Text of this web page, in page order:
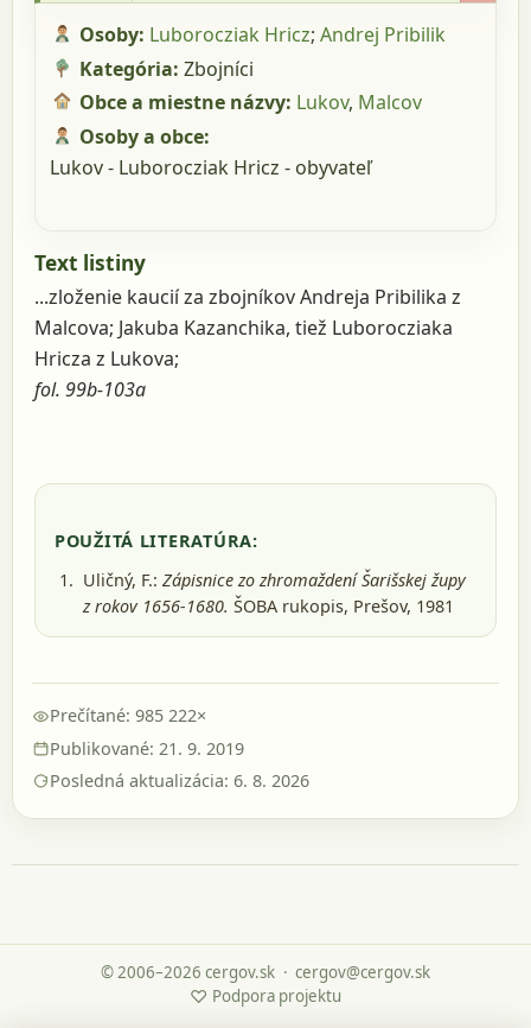
Osoby: Luborocziak Hricz;Andrej Pribilik
Kategória: Zbojníci
Obce a miestne názvy: Lukov, Malcov
Osoby a obce:
Lukov - Luborocziak Hricz - obyvateľ
Text listiny
...zloženie kaucií za zbojníkov Andreja Pribilika z
Malcova; Jakuba Kazanchika, tiež Luborocziaka
Hricza z Lukova;
fol. 99b-103a
POUŽITÁ LITERATÚRA:
Uličný, F.: Zápisnice zo zhromaždení Šarišskej župy
z rokov 1656-1680. ŠOBA rukopis, Prešov, 1981
Prečítané: 985 222×
Publikované: 21. 9. 2019
Posledná aktualizácia: 6. 8. 2026
© 2006–2026 cergov.sk
♡ Podpora projektu
· cergov@cergov.sk